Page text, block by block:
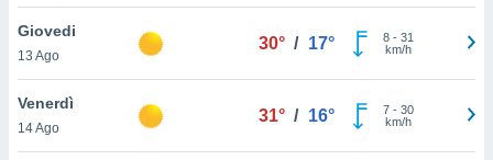
la
nella
Giovedi
13 Ago
30° / 17° 8- 31
km/h
Venerdì
14 Ago
31° / 16° 7- 30
km/h